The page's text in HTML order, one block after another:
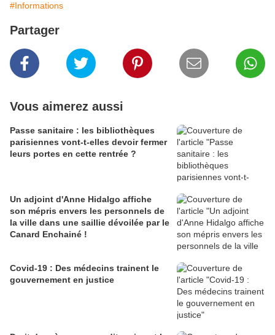
#Informations
Partager
Vous aimerez aussi
Passe sanitaire : les bibliothèques
parisiennes vont-t-elles devoir fermer
leurs portes en cette rentrée ?
Un adjoint d'Anne Hidalgo affiche
son mépris envers les personnels de
la ville dans une saillie dévoilée par le
Canard Enchainé !
Covid-19 : Des médecins trainent le
gouvernement en justice